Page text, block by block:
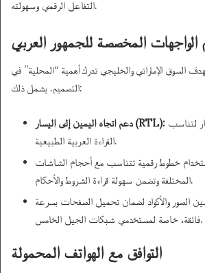
التفاعل الرقمي وسهولته.
الواجهات المخصصة للجمهور العربي
السوق الإماراتي والخليجي تدرك أهمية “المحلية” في
التصميم. يشمل ذلك:
دعم اتجاه اليمين إلى اليسار (RTL):
القراءة العربية الطبيعية.
خطوط رقمية تتناسب مع أحجام الشاشات
المختلفة وتضمن سهولة قراءة الشروط والأحكام.
الصور والأكواد لضمان تحميل الصفحات بسرعة
فائقة، خاصة لمستخدمي شبكات الجيل الخامس.
التوافق مع الهواتف المحمولة